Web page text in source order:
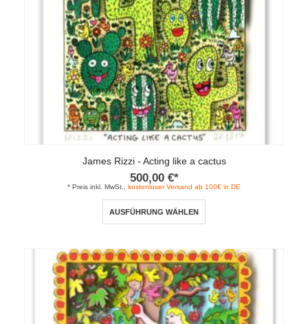
Produktseite
gewählt
werden
James Rizzi - Acting like a cactus
500,00 €*
* Preis inkl. MwSt., kostenloser Versand ab 100€ in DE
AUSFÜHRUNG WÄHLEN
mehrere
Varianten
auf.
Die
Optionen